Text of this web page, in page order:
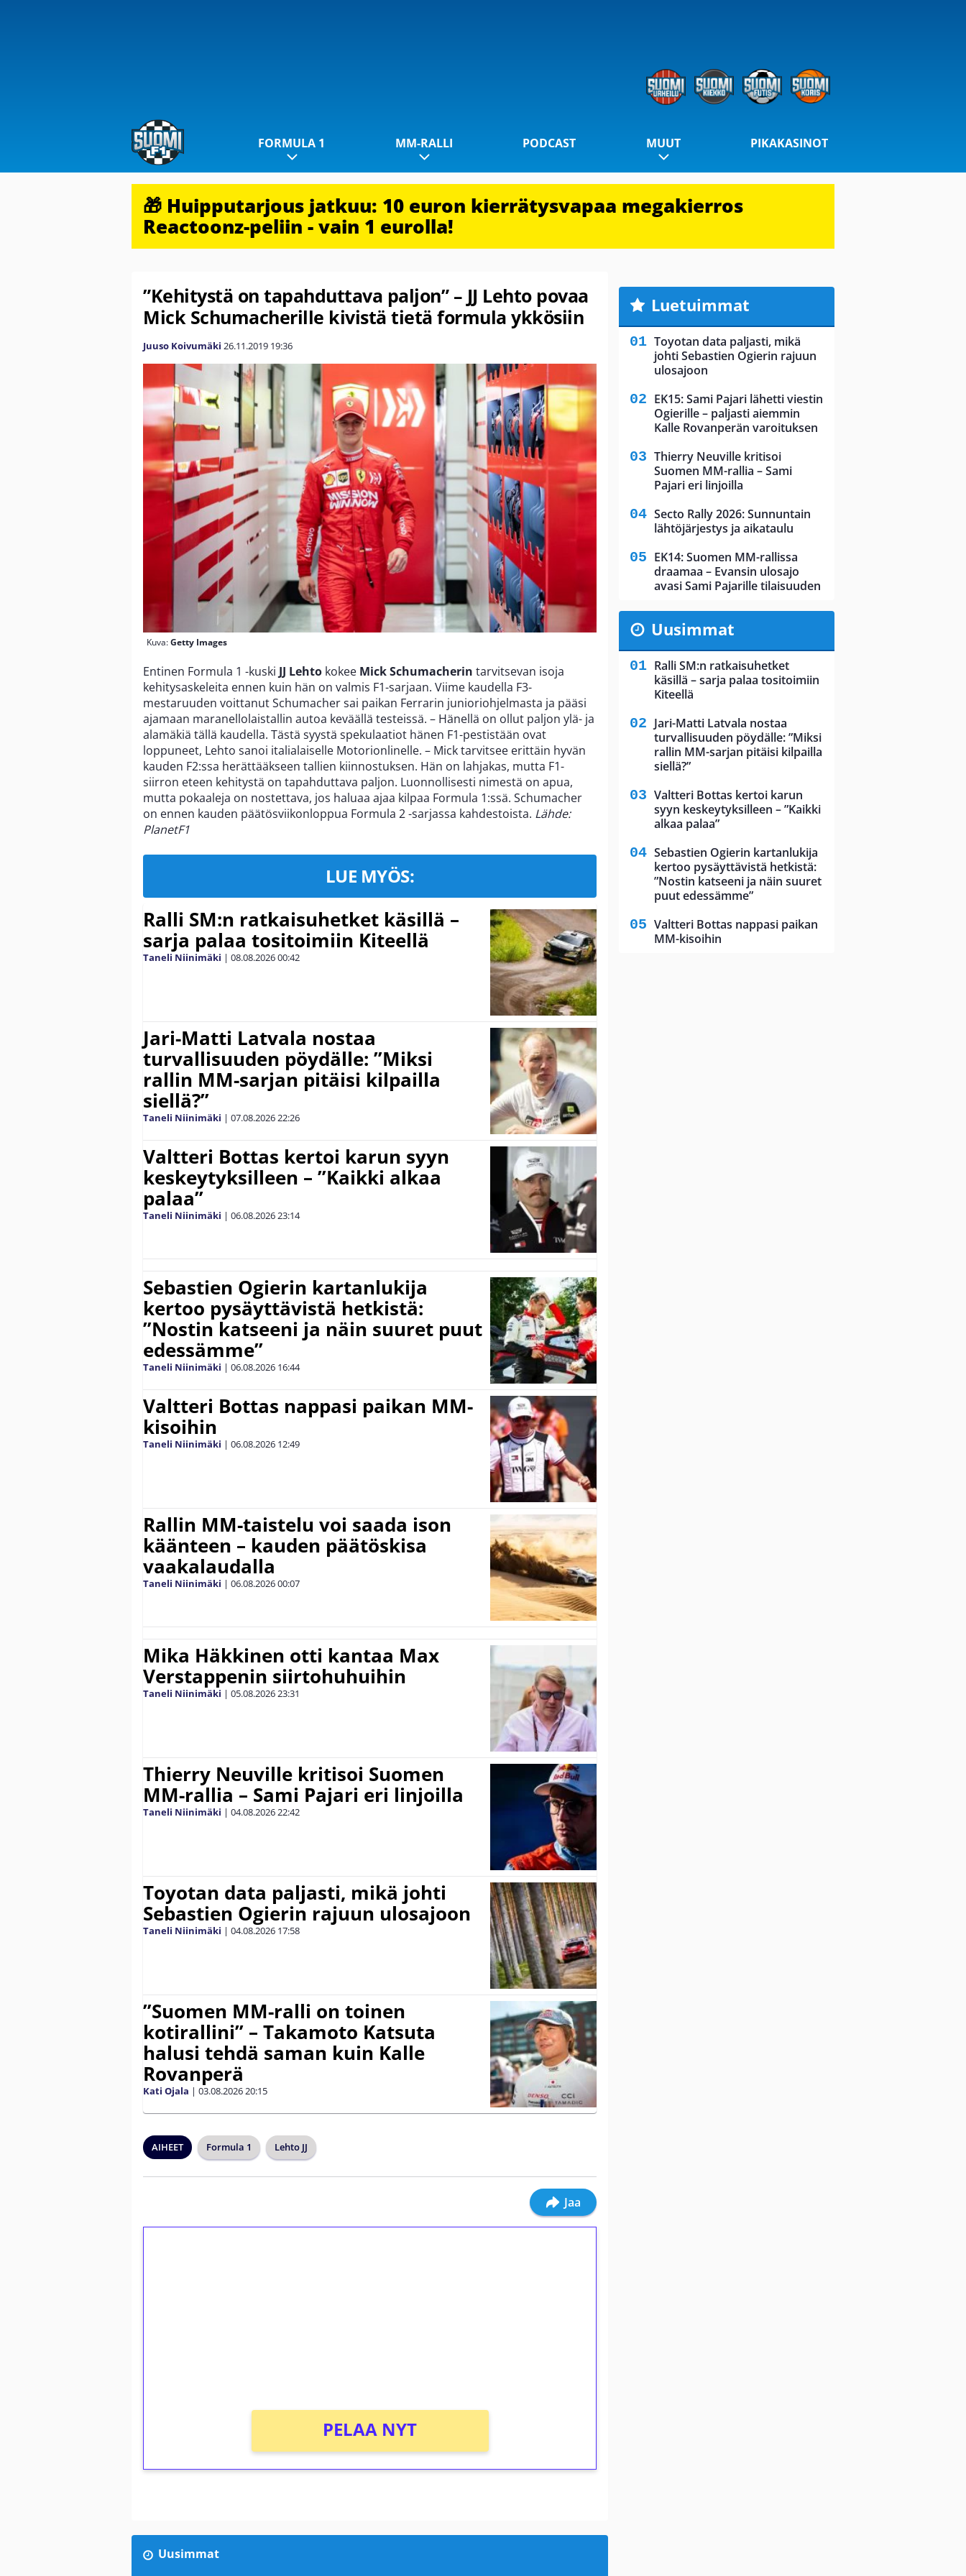
FORMULA 1 MM-RALLI PODCAST MUUT PIKAKASINOT
🎁 Huipputarjous jatkuu: 10 euron kierrätysvapaa megakierros
Reactoonz-peliin - vain 1 eurolla!
”Kehitystä on tapahduttava paljon” – JJ Lehto povaa
Mick Schumacherille kivistä tietä formula ykkösiin
Juuso Koivumäki 26.11.2019 19:36
Kuva:Getty Images
Entinen Formula 1 -kuski JJ Lehto kokee Mick Schumacherin tarvitsevan isoja
kehitysaskeleita ennen kuin hän on valmis F1-sarjaan. Viime kaudella F3-
mestaruuden voittanut Schumacher sai paikan Ferrarin junioriohjelmasta ja pääsi
ajamaan maranellolaistallin autoa keväällä testeissä. – Hänellä on ollut paljon ylä- ja
alamäkiä tällä kaudella. Tästä syystä spekulaatiot hänen F1-pestistään ovat
loppuneet, Lehto sanoi italialaiselle Motorionlinelle. – Mick tarvitsee erittäin hyvän
kauden F2:ssa herättääkseen tallien kiinnostuksen. Hän on lahjakas, mutta F1-
siirron eteen kehitystä on tapahduttava paljon. Luonnollisesti nimestä on apua,
mutta pokaaleja on nostettava, jos haluaa ajaa kilpaa Formula 1:ssä. Schumacher
on ennen kauden päätösviikonloppua Formula 2 -sarjassa kahdestoista. Lähde:
PlanetF1
LUE MYÖS:
Ralli SM:n ratkaisuhetket käsillä –
sarja palaa tositoimiin Kiteellä
Taneli Niinimäki | 08.08.202600:42
Jari-Matti Latvala nostaa
turvallisuuden pöydälle: ”Miksi
rallin MM-sarjan pitäisi kilpailla
siellä?”
Taneli Niinimäki | 07.08.202622:26
Valtteri Bottas kertoi karun syyn
keskeytyksilleen – ”Kaikki alkaa
palaa”
Taneli Niinimäki | 06.08.202623:14
Sebastien Ogierin kartanlukija
kertoo pysäyttävistä hetkistä:
”Nostin katseeni ja näin suuret puut
edessämme”
Taneli Niinimäki | 06.08.2026 16:44
Valtteri Bottas nappasi paikan MM-
kisoihin
Taneli Niinimäki | 06.08.2026 12:49
Rallin MM-taistelu voi saada ison
käänteen – kauden päätöskisa
vaakalaudalla
Taneli Niinimäki | 06.08.202600:07
Mika Häkkinen otti kantaa Max
Verstappenin siirtohuhuihin
Taneli Niinimäki | 05.08.202623:31
Thierry Neuville kritisoi Suomen
MM-rallia – Sami Pajari eri linjoilla
Taneli Niinimäki | 04.08.202622:42
Toyotan data paljasti, mikä johti
Sebastien Ogierin rajuun ulosajoon
Taneli Niinimäki | 04.08.2026 17:58
”Suomen MM-ralli on toinen
kotirallini” – Takamoto Katsuta
halusi tehdä saman kuin Kalle
Rovanperä
Kati Ojala | 03.08.202620:15
AIHEET Formula 1 Lehto JJ
Jaa
PELAA NYT
Uusimmat
Luetuimmat
Toyotan data paljasti, mikä
johti Sebastien Ogierin rajuun
ulosajoon
EK15: Sami Pajari lähetti viestin
Ogierille – paljasti aiemmin
Kalle Rovanperän varoituksen
Thierry Neuville kritisoi
Suomen MM-rallia – Sami
Pajari eri linjoilla
Secto Rally 2026: Sunnuntain
lähtöjärjestys ja aikataulu
EK14: Suomen MM-rallissa
draamaa – Evansin ulosajo
avasi Sami Pajarille tilaisuuden
Uusimmat
Ralli SM:n ratkaisuhetket
käsillä – sarja palaa tositoimiin
Kiteellä
Jari-Matti Latvala nostaa
turvallisuuden pöydälle: ”Miksi
rallin MM-sarjan pitäisi kilpailla
siellä?”
Valtteri Bottas kertoi karun
syyn keskeytyksilleen – ”Kaikki
alkaa palaa”
Sebastien Ogierin kartanlukija
kertoo pysäyttävistä hetkistä:
”Nostin katseeni ja näin suuret
puut edessämme”
Valtteri Bottas nappasi paikan
MM-kisoihin